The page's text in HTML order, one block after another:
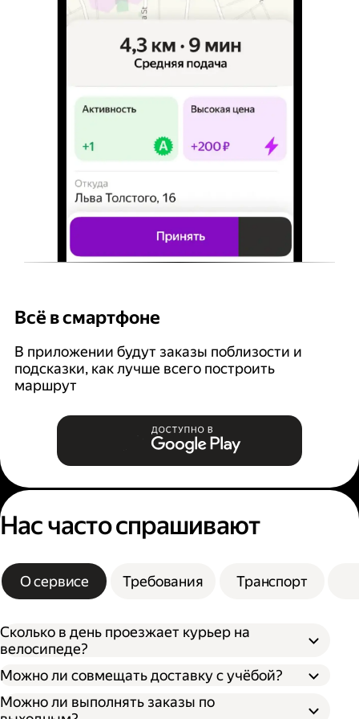
Всё в смартфоне
В приложении будут заказы поблизости и
подсказки, как лучше всего построить
маршрут
Нас часто спрашивают
О сервисе Требования Транспорт
Сколько в день проезжает курьер на
велосипеде?
Можно ли совмещать доставку с учёбой?
Можно ли выполнять заказы по